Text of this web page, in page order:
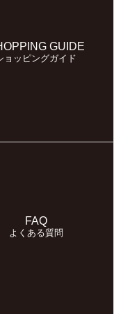
GUIDE
ョッピングガイド
FAQ
よくある質問